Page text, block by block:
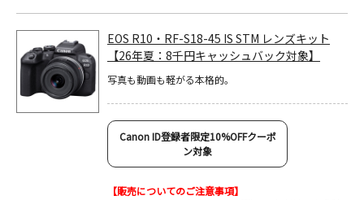
EOS R10・RF-S18-45 IS STM レンズキット
【26年夏：8千円キャッシュバック対象】
写真も動画も軽がる本格的。
Canon ID登録者限定10%OFFクーポ
ン対象
【販売についてのご注意事項】